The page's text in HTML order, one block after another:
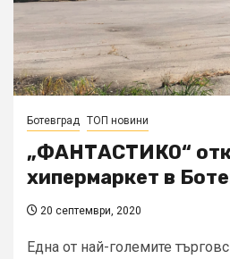
Ботевград ТОП новини
„ФАНТАСТИКО“
хипермаркет в
20 септември, 2020
Една от най-големите